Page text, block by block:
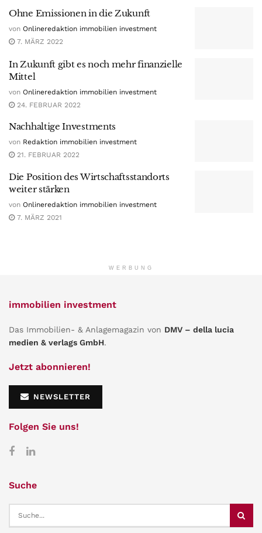
Ohne Emissionen in die Zukunft
von Onlineredaktion immobilien investment
7. MÄRZ 2022
In Zukunft gibt es noch mehr finanzielle
Mittel
von Onlineredaktion immobilien investment
24. FEBRUAR 2022
Nachhaltige Investments
von Redaktion immobilien investment
21. FEBRUAR 2022
Die Position des Wirtschaftsstandorts
weiter stärken
von Onlineredaktion immobilien investment
7. MÄRZ 2021
WERBUNG
immobilien investment
Das Immobilien- & Anlagemagazin von DMV – della lucia
medien & verlags GmbH.
Jetzt abonnieren!
NEWSLETTER
Folgen Sie uns!
Suche